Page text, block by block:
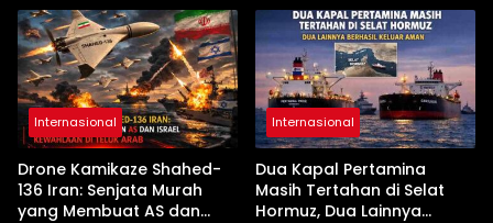
Pembekalan Latihan Soal
Tanpa Internet
Internasional
Drone Kamikaze Shahed-
136 Iran: Senjata Murah
yang Membuat AS dan
Internasional
Dua Kapal Pertamina
Masih Tertahan di Selat
Hormuz, Dua Lainnya